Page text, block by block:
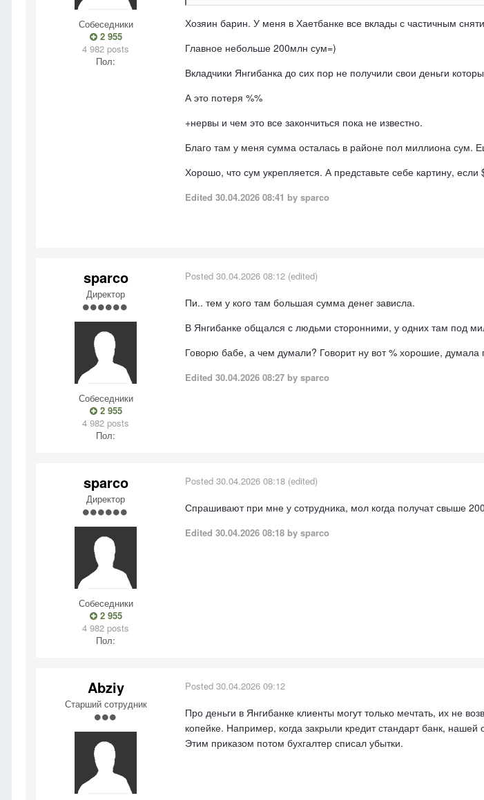
Собеседники
2 955
4 982 posts
Пол:
Хозяин барин. У меня в Хаетбанке все вклады с частичным
Главное небольше 200млн сум=)
Вкладчики Янгибанка до сих пор не получили свои деньги
А это потеря %%
+нервы и чем это все закончиться пока не известно.
Благо там у меня сумма осталась в районе пол миллиона сум.
Хорошо, что сум укрепляется. А представьте себе картину, если
Edited 30.04.2026 08:41 by sparco
sparco
Директор
Собеседники
2 955
4 982 posts
Пол:
Posted 30.04.2026 08:12 (edited)
Пи.. тем у кого там большая сумма денег зависла.
В Янгибанке общался с людьми сторонними, у одних там под
Говорю бабе, а чем думали? Говорит ну вот % хорошие, думала
Edited 30.04.2026 08:27 by sparco
sparco
Директор
Собеседники
2 955
4 982 posts
Пол:
Posted 30.04.2026 08:18 (edited)
Спрашивают при мне у сотрудника, мол когда получат свыше
Edited 30.04.2026 08:18 by sparco
Abziy
Старший сотрудник
Posted 30.04.2026 09:12
Про деньги в Янгибанке клиенты могут только мечтать, их не
копейке. Например, когда закрыли кредит стандарт банк,
Этим приказом потом бухгалтер списал убытки.